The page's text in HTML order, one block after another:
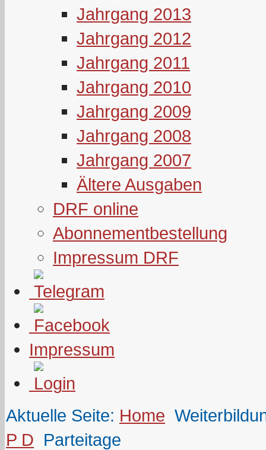
Jahrgang 2013
Jahrgang 2012
Jahrgang 2011
Jahrgang 2010
Jahrgang 2009
Jahrgang 2008
Jahrgang 2007
Ältere Ausgaben
DRF online
Abonnementbestellung
Impressum DRF
Impressum
Aktuelle Seite: Home
P D Parteitage